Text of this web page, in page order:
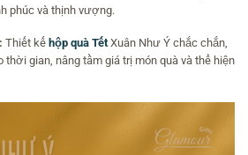
phúc và thịnh vượng.
Thiết kế hộp quà TếtXuân Như Ý chắc chắn,
thời gian, nâng tầm giá trị món quà và thể hiện